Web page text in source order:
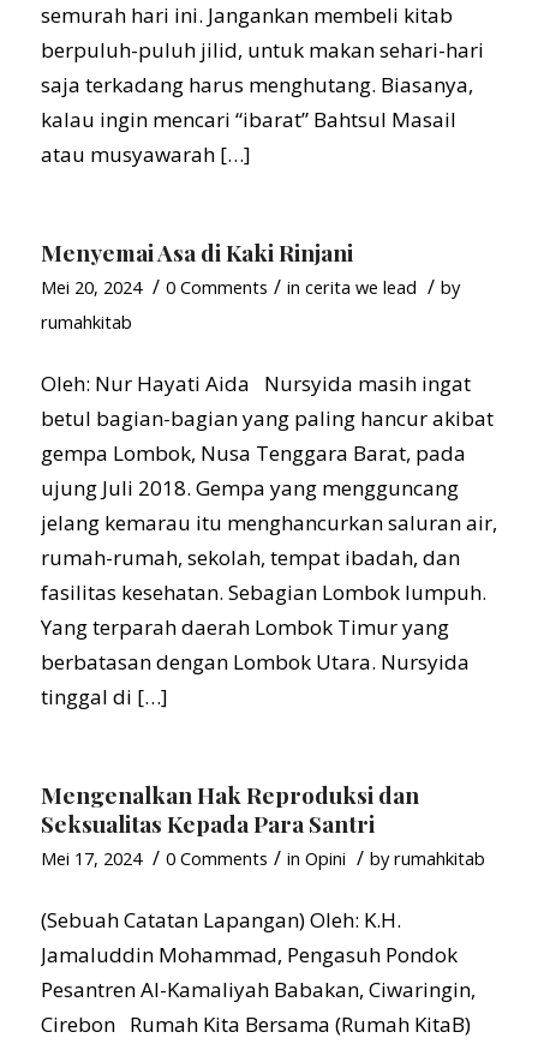
semurah hari ini. Jangankan membeli kitab
berpuluh-puluh jilid, untuk makan sehari-hari
saja terkadang harus menghutang. Biasanya,
kalau ingin mencari “ibarat” Bahtsul Masail
atau musyawarah […]
Menyemai Asa di Kaki Rinjani
Mei 20, 2024 / 0 Comments / in cerita we lead / by
rumahkitab
Oleh: Nur Hayati Aida Nursyida masih ingat
betul bagian-bagian yang paling hancur akibat
gempa Lombok, Nusa Tenggara Barat, pada
ujung Juli 2018. Gempa yang mengguncang
jelang kemarau itu menghancurkan saluran air,
rumah-rumah, sekolah, tempat ibadah, dan
fasilitas kesehatan. Sebagian Lombok lumpuh.
Yang terparah daerah Lombok Timur yang
berbatasan dengan Lombok Utara. Nursyida
tinggal di […]
Mengenalkan Hak Reproduksi dan
Seksualitas Kepada Para Santri
Mei 17, 2024 / 0 Comments / in Opini / byrumahkitab
(Sebuah Catatan Lapangan) Oleh: K.H.
Jamaluddin Mohammad, Pengasuh Pondok
Pesantren Al-Kamaliyah Babakan, Ciwaringin,
Cirebon Rumah Kita Bersama (Rumah KitaB)